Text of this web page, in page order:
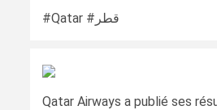
#Qatar #قطر
Qatar Airways a publié ses